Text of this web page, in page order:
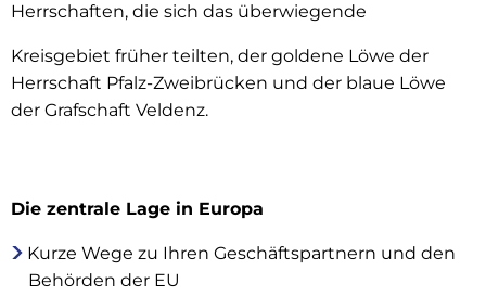
Herrschaften, die sich das überwiegende
Kreisgebiet früher teilten, der goldene Löwe der
Herrschaft Pfalz-Zweibrücken und der blaue Löwe
der Grafschaft Veldenz.
Die zentrale Lage in Europa
Kurze Wege zu Ihren Geschäftspartnern und den
Behörden der EU